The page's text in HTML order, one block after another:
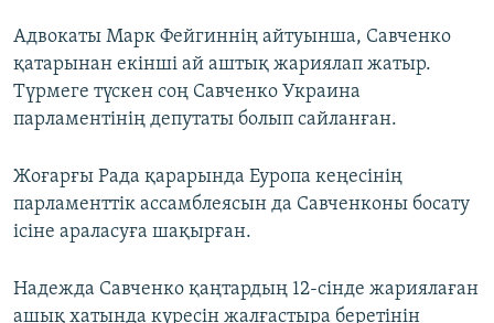
Адвокаты Марк Фейгиннің айтуынша, Савченко
қатарынан екінші ай аштық жариялап жатыр.
Түрмеге түскен соң Савченко Украина
парламентінің депутаты болып сайланған.
Жоғарғы Рада қарарында Еуропа кеңесінің
парламенттік ассамблеясын да Савченконы босату
ісіне араласуға шақырған.
Надежда Савченко қаңтардың 12-сінде жариялаған
ашық хатында күресін жалғастыра беретінін